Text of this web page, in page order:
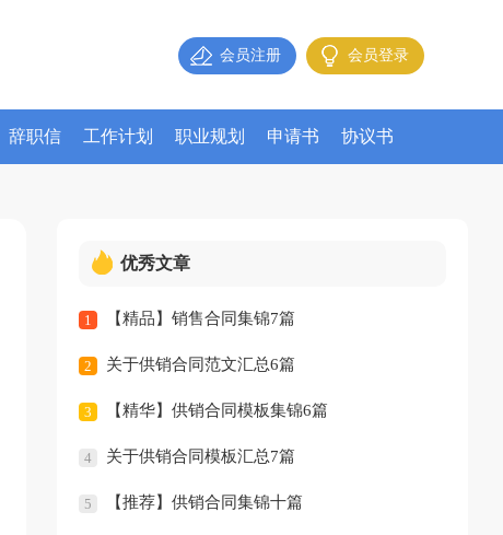
会员登录
会员注册
辞职信 工作计划 职业规划 申请书 协议书
优秀文章
1 【精品】销售合同集锦7篇
2 关于供销合同范文汇总6篇
3 【精华】供销合同模板集锦6篇
4 关于供销合同模板汇总7篇
5 【推荐】供销合同集锦十篇